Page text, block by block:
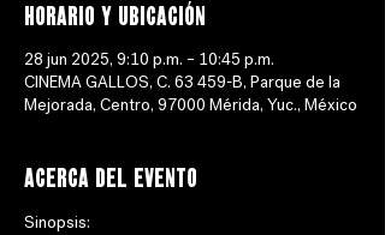
Horario y ubicación
28 jun 2025, 9:10 p.m. – 10:45 p.m.
CINEMA GALLOS, C. 63 459-B, Parque de la
Mejorada, Centro, 97000 Mérida, Yuc., México
Acerca del evento
Sinopsis: